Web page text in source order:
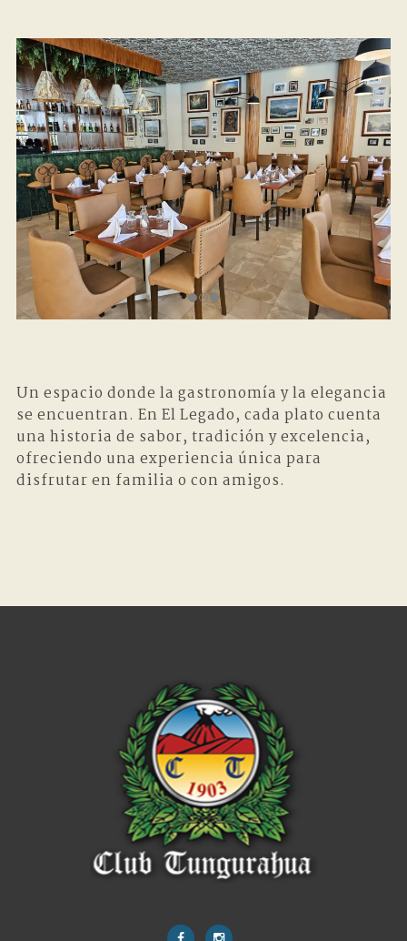
Un espacio donde la gastronomía y la elegancia
se encuentran. En El Legado, cada plato cuenta
una historia de sabor, tradición y excelencia,
ofreciendo una experiencia única para
disfrutar en familia o con amigos.